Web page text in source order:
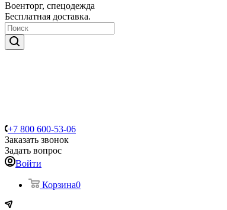
Военторг, спецодежда
Бесплатная доставка.
+7 800 600-53-06
Заказать звонок
Задать вопрос
Войти
Корзина0